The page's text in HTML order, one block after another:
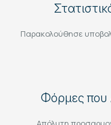
Παρακολούθησε
Φόρμες που